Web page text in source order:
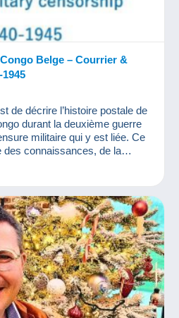
Belge – Courrier &
de décrire l’histoire postale de
durant la deuxième guerre
militaire qui y est liée. Ce
connaissances, de la
publications connues de